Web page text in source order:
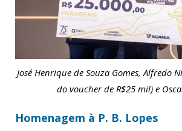
José Henrique de Souza Gomes, Alfredo
do voucher de R$25 mil) e
Homenagem à P. B. Lopes